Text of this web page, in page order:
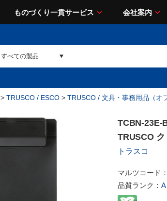
ものづくり一貫サービス 会社案内
> TRUSCO / ESCO > TRUSCO / 文具・事務用品（オ
TCBN-23E-
TRUSCO
トラスコ
マルツコード：
品質ランク： A